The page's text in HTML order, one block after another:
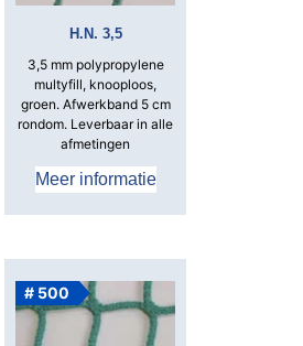
H.N. 3,5
3,5 mm polypropylene
multyfill, knooploos,
groen. Afwerkband 5 cm
rondom. Leverbaar in alle
afmetingen
Meer informatie
# 500